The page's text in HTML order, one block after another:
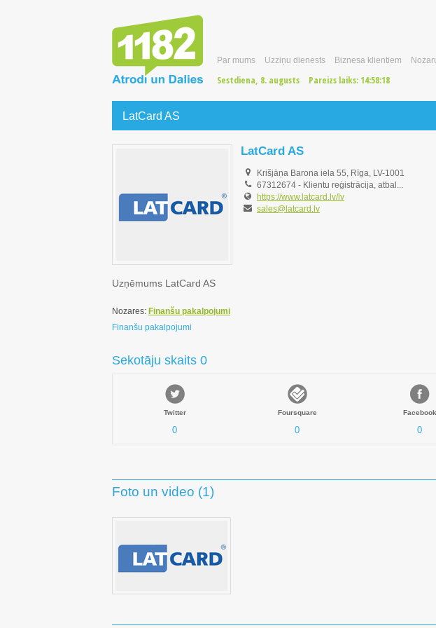
Par mums Uzziņu dienests Biznesa klientiem
Sestdiena, 8. augusts Pareizs laiks: 14:58:18
LatCard AS
LatCard AS
Krišjāņa Barona iela 55, Rīga, LV-1001
67312674 - Klientu reģistrācija, atbal...
https://www.latcard.lv/lv
sales@latcard.lv
Uzņēmums LatCard AS
Nozares: Finanšu pakalpojumi
Finanšu pakalpojumi
Sekotāju skaits 0
Twitter
0
Foursquare
0
Facebook
0
Foto un video (1)